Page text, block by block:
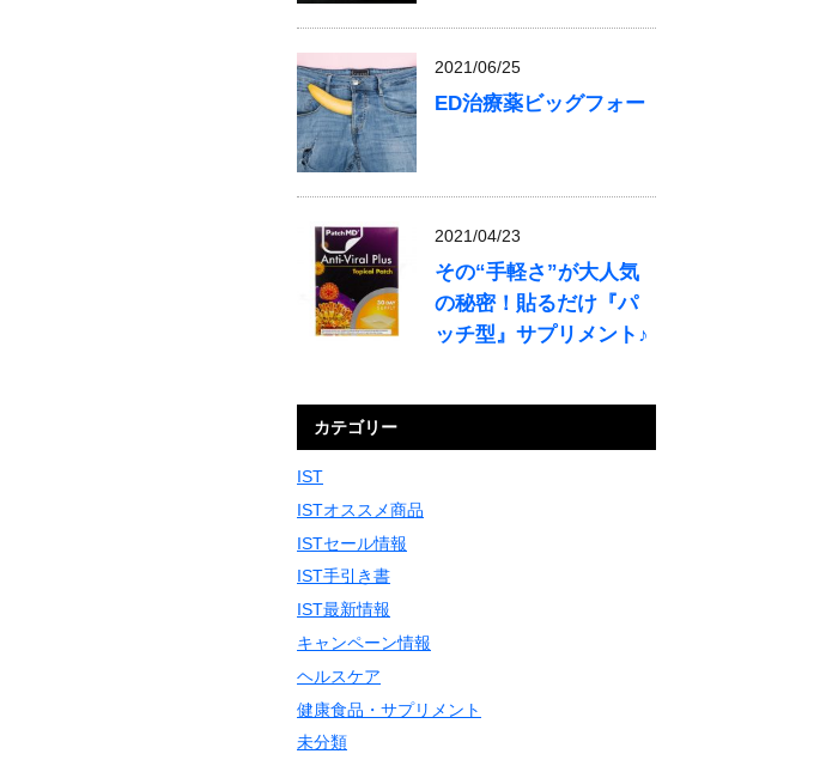
2021/06/25
ED治療薬ビッグフォー
2021/04/23
その“手軽さ”が大人気
の秘密！貼るだけ『パ
ッチ型』サプリメント♪
カテゴリー
IST
ISTオススメ商品
ISTセール情報
IST手引き書
IST最新情報
キャンペーン情報
ヘルスケア
健康食品・サプリメント
未分類